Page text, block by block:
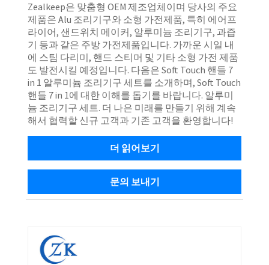
Zealkeep은 맞춤형 OEM 제조업체이며 당사의 주요
제품은 Alu 조리기구와 소형 가전제품, 특히 에어프
라이어, 샌드위치 메이커, 알루미늄 조리기구, 과즙
기 등과 같은 주방 가전제품입니다. 가까운 시일 내
에 스팀 다리미, 핸드 스티머 및 기타 소형 가전 제품
도 발전시킬 예정입니다. 다음은 Soft Touch 핸들 7
in 1 알루미늄 조리기구 세트를 소개하며, Soft Touch
핸들 7 in 1에 대한 이해를 돕기를 바랍니다. 알루미
늄 조리기구 세트. 더 나은 미래를 만들기 위해 계속
해서 협력할 신규 고객과 기존 고객을 환영합니다!
더 읽어보기
문의 보내기